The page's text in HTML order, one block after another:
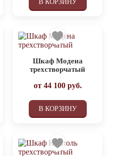
В КОРЗИНУ
Шкаф Модена
трехстворчатый
от 44 100руб.
В КОРЗИНУ